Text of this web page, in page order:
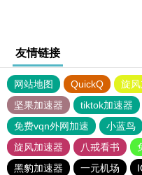
友情链接
网站地图 QuickQ 旋
坚果加速器
tiktok加速器
免费vqn外网加速
小蓝鸟
旋风加速器
八戒看书
黑豹加速器
一元机场